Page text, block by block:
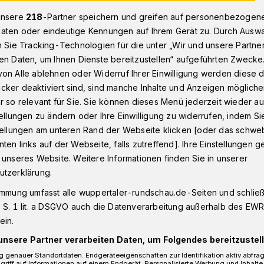
in Wuppertal unterwegs
in Wuppertal
Stadtwerke (WSW) rechnen zum
2021) angesichts der Rückkehr
Fahrgastzahlen in den
218-Partner speichern und greifen auf
oder eindeutige Kennungen auf Ihrem Gerät zu. Durch
Sie Tracking-Technologien für die unter „Wir und unsere
Daten, um Ihnen Dienste bereitzustellen“ aufgeführten
Alle ablehnen oder Widerruf Ihrer Einwilligung werden diese
deaktiviert sind, sind manche Inhalte und Anzeigen
so relevant für Sie. Sie können dieses Menü jederzeit wieder
zu ändern oder Ihre Einwilligung zu widerrufen, indem
am unteren Rand der Webseite klicken [oder das
links auf der Webseite, falls zutreffend]. Ihre Einstellungen
Website. Weitere Informationen finden Sie in unserer
umfasst alle wuppertaler-rundschau.de-Seiten und
1 lit. a DSGVO auch die Datenverarbeitung außerhalb des
Partner verarbeiten Daten, um Folgendes
genauer Standortdaten. Endgeräteeigenschaften zur Identifikation aktiv